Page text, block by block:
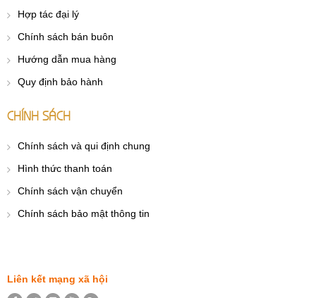
Hợp tác đại lý
Chính sách bán buôn
Hướng dẫn mua hàng
Quy định bảo hành
CHÍNH SÁCH
Chính sách và qui định chung
Hình thức thanh toán
Chính sách vận chuyển
Chính sách bảo mật thông tin
Liên kết mạng xã hội